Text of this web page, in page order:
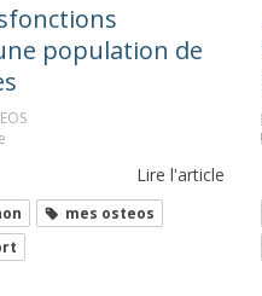
population de
Lire l'article
mes osteos